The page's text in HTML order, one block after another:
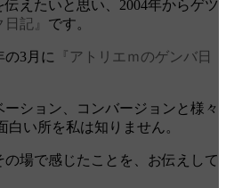
えたいと思い、2004年からゲツ
日記』 です。
の3月に
『アトリエｍのゲンバ日
ション、コンバージョンと様々
い所を私は知りません。
場で感じたことを、お伝えして